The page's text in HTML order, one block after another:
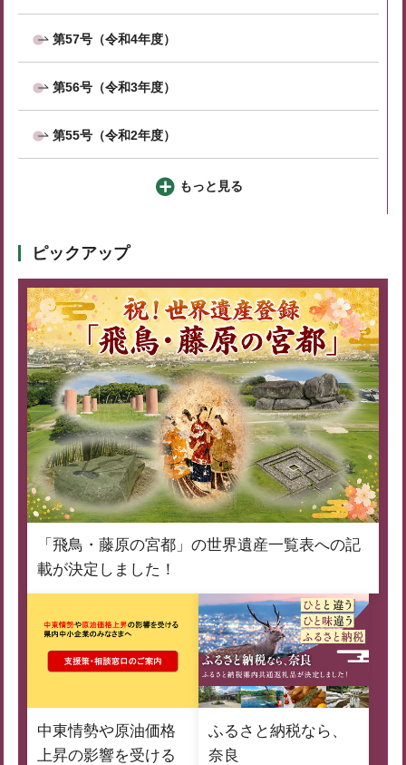
第57号（令和4年度）
第56号（令和3年度）
第55号（令和2年度）
もっと見る
ピックアップ
「飛鳥・藤原の宮都」の世界遺産一覧表への記
載が決定しました！
中東情勢や原油価格
上昇の影響を受ける
ふるさと納税なら、
奈良